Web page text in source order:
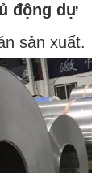
động dự
sản xuất.